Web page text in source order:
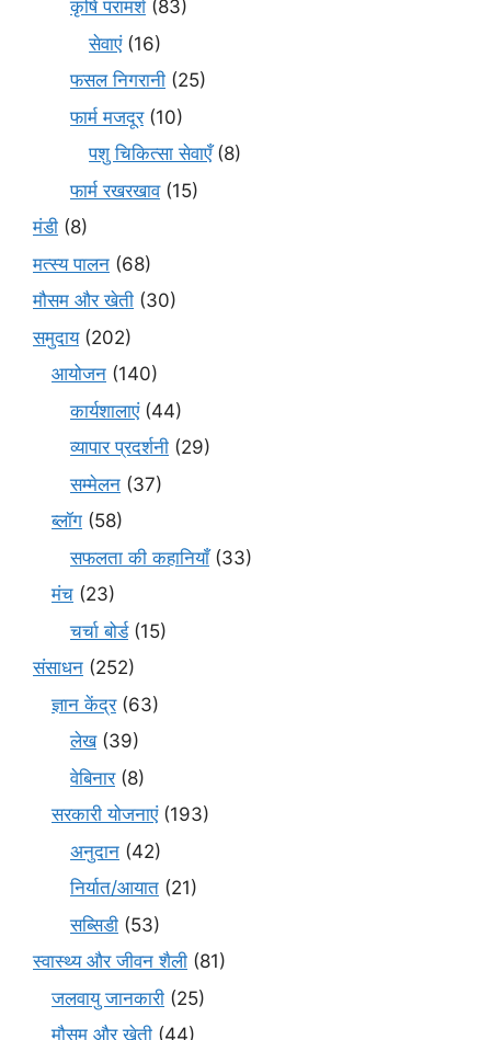
कृषि परामर्श(83)
सेवाएं(16)
फसल निगरानी (25)
फार्म मजदूर(10)
पशु चिकित्सा सेवाएँ(8)
फार्म रखरखाव(15)
मंडी (8)
मत्स्य पालन (68)
मौसम और खेती (30)
समुदाय(202)
आयोजन (140)
कार्यशालाएं(44)
व्यापार प्रदर्शनी (29)
सम्मेलन (37)
ब्लॉग (58)
सफलता की कहानियाँ(33)
मंच (23)
चर्चा बोर्ड(15)
संसाधन (252)
ज्ञान केंद्र(63)
लेख(39)
वेबिनार(8)
सरकारी योजनाएं(193)
अनुदान (42)
निर्यात/आयात (21)
सब्सिडी (53)
स्वास्थ्य और जीवन शैली (81)
जलवायु जानकारी (25)
मौसम और खेती (44)